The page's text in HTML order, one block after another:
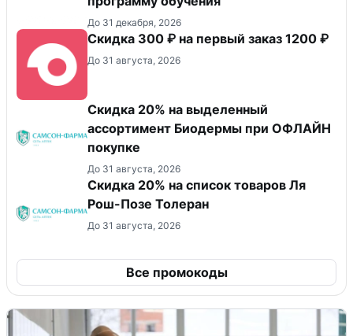
До 31 декабря, 2026
Скидка 300 ₽ на первый заказ 1200 ₽
До 31 августа, 2026
Скидка 20% на выделенный
ассортимент Биодермы при ОФЛАЙН
покупке
До 31 августа, 2026
Скидка 20% на список товаров Ля
Рош-Позе Толеран
До 31 августа, 2026
Все промокоды